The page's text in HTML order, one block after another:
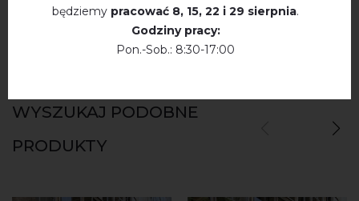
WYSZUKAJ PODOBNE
PRODUKTY
będziemy pracować 8, 15, 22 і 29 sierpnia.
Godziny pracy:
Pon.-Sob.: 8:30-17:00